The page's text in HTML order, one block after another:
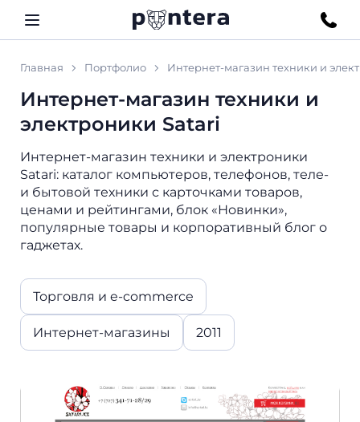
Главная Портфолио Интернет-магазин техники и
Интернет-магазин техники и
электроники Satari
Интернет-магазин техники и электроники
Satari: каталог компьютеров, телефонов, теле-
и бытовой техники с карточками товаров,
ценами и рейтингами, блок «Новинки»,
популярные товары и корпоративный блог о
гаджетах.
Торговля и e-commerce
Интернет-магазины 2011